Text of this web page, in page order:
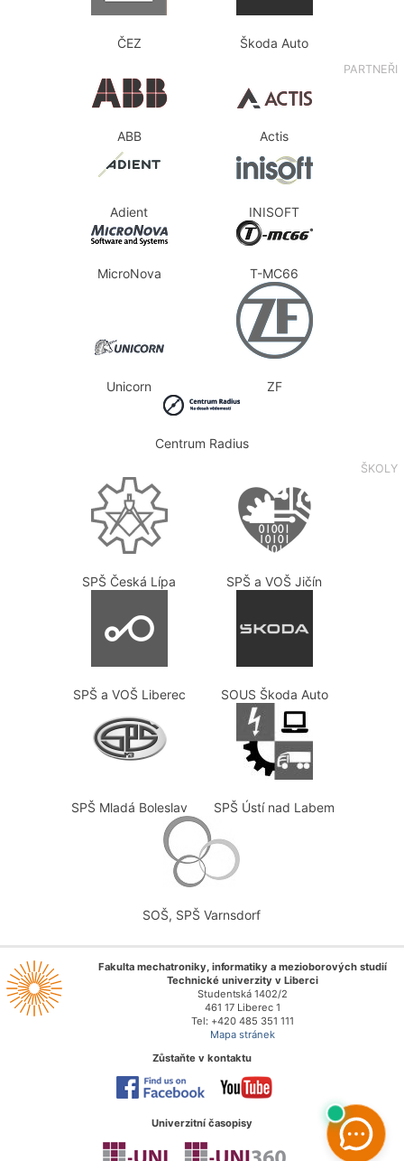
ČEZ Škoda Auto
PARTNEŘI
ABB Actis
Adient INISOFT
MicroNova T-MC66
Unicorn ZF
Centrum Radius
ŠKOLY
SPŠ Česká Lípa SPŠ a VOŠ Jičín
SPŠ a VOŠ Liberec SOUS Škoda Auto
SPŠ Mladá Boleslav SPŠ Ústí nad Labem
SOŠ, SPŠ Varnsdorf
Fakulta mechatroniky, informatiky a mezioborových studií
Technické univerzity v Liberci
Studentská 1402/2
461 17 Liberec 1
Tel: +420 485 351 111
Mapa stránek
Zůstaňte v kontaktu
Univerzitní časopisy